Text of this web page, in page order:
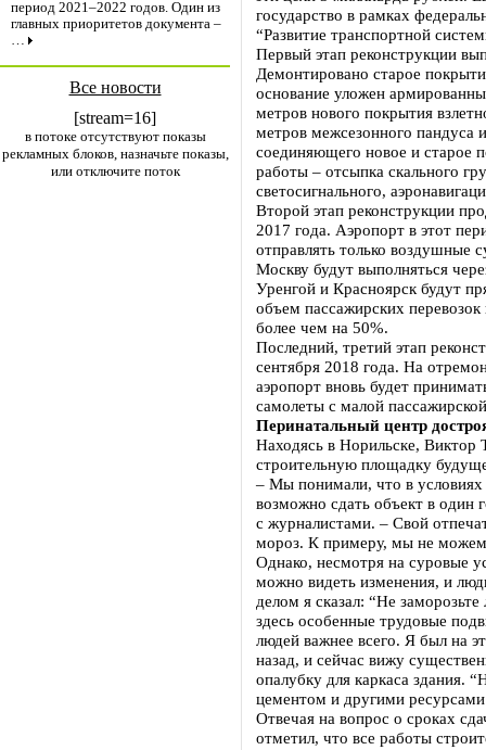
период 2021–2022 годов. Один из
главных приоритетов документа –
…
Все новости
[stream=16]
в потоке отсутствуют показы
рекламных блоков, назначьте показы,
или отключите поток
государство в рамках
“Развитие транспортной
Первый этап реконструкции
Демонтировано старое
основание уложен
метров нового покрытия
метров межсезонного пандуса
соединяющего новое и старое
работы – отсыпка скального
светосигнального,
Второй этап реконструкции
2017 года. Аэропорт в этот
отправлять только воздушные
Москву будут выполняться
Уренгой и Красноярск будут
объем пассажирских перевозок
более чем на 50%.
Последний, третий этап
сентября 2018 года. На
аэропорт вновь будет
самолеты с малой
Перинатальный центр
Находясь в Норильске, Виктор
строительную площадку
– Мы понимали, что в условиях
возможно сдать объект в один
с журналистами. – Свой
мороз. К примеру, мы не можем
Однако, несмотря на суровые
можно видеть изменения, и
делом я сказал: “Не
здесь особенные трудовые
людей важнее всего. Я был на
назад, и сейчас вижу
опалубку для каркаса здания.
цементом и другими
Отвечая на вопрос о сроках
отметил, что все работы